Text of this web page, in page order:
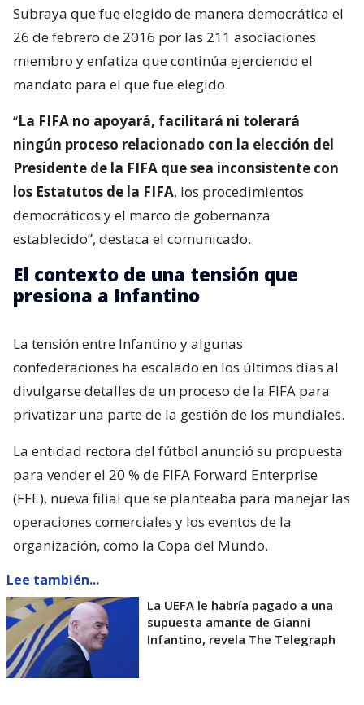
Subraya que fue elegido de manera democrática el
26 de febrero de 2016 por las 211 asociaciones
miembro y enfatiza que continúa ejerciendo el
mandato para el que fue elegido.
“La FIFA no apoyará, facilitará ni tolerará
ningún proceso relacionado con la elección del
Presidente de la FIFA que sea inconsistente con
los Estatutos de la FIFA, los procedimientos
democráticos y el marco de gobernanza
establecido”, destaca el comunicado.
El contexto de una tensión que
presiona a Infantino
La tensión entre Infantino y algunas
confederaciones ha escalado en los últimos días al
divulgarse detalles de un proceso de la FIFA para
privatizar una parte de la gestión de los mundiales.
La entidad rectora del fútbol anunció su propuesta
para vender el 20 % de FIFA Forward Enterprise
(FFE), nueva filial que se planteaba para manejar las
operaciones comerciales y los eventos de la
organización, como la Copa del Mundo.
Lee también...
La UEFA le habría pagado a una
supuesta amante de Gianni
Infantino, revela The Telegraph